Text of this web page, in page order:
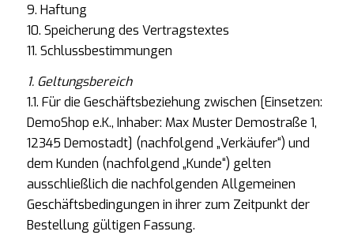
9. Haftung
10. Speicherung des Vertragstextes
11. Schlussbestimmungen
1. Geltungsbereich
1.1. Für die Geschäftsbeziehung zwischen [Einsetzen:
DemoShop e.K., Inhaber: Max Muster Demostraße 1,
12345 Demostadt] (nachfolgend „Verkäufer“) und
dem Kunden (nachfolgend „Kunde“) gelten
ausschließlich die nachfolgenden Allgemeinen
Geschäftsbedingungen in ihrer zum Zeitpunkt der
Bestellung gültigen Fassung.